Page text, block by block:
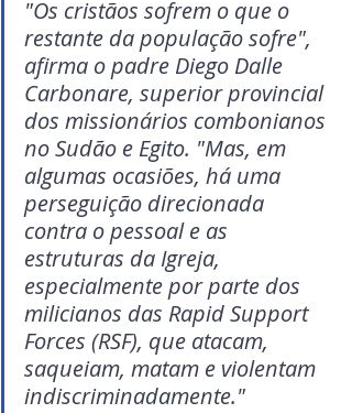
"Os cristãos sofrem o que o
restante da população sofre",
afirma o padre Diego Dalle
Carbonare, superior provincial
dos missionários combonianos
no Sudão e Egito. "Mas, em
algumas ocasiões, há uma
perseguição direcionada
contra o pessoal e as
estruturas da Igreja,
especialmente por parte dos
milicianos das Rapid Support
Forces (RSF), que atacam,
saqueiam, matam e violentam
indiscriminadamente."